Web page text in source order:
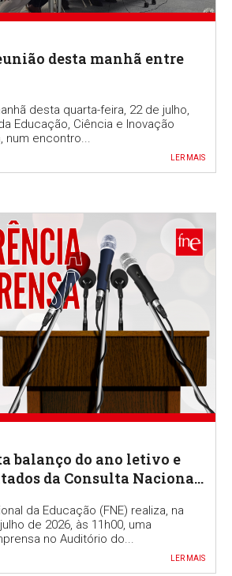
desta manhã entre
desta quarta-feira, 22 de julho,
Educação, Ciência e Inovação
num encontro...
LER MAIS
balanço do ano letivo e
da Consulta Nacional
da Educação (FNE) realiza, na
de 2026, às 11h00, uma
no Auditório do...
LER MAIS